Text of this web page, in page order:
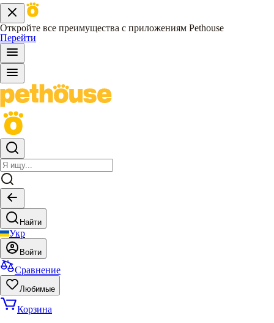
Откройте все преимущества с приложениям Pethouse
Перейти
Найти
Укр
Войти
Сравнение
Любимые
Корзина